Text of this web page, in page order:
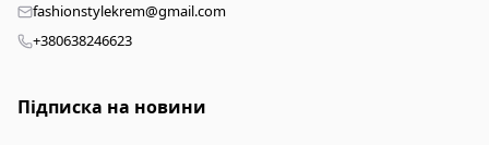
fashionstylekrem@gmail.com
+380638246623
Підписка на новини